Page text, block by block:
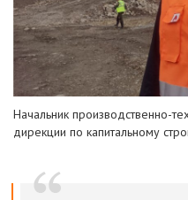
Начальник производственно-
дирекции по капитальному